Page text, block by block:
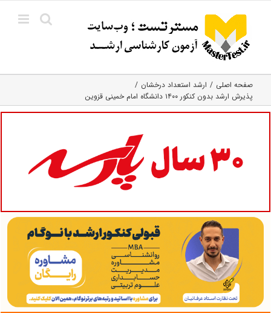
content
صفحه اصلی
ارشد استعداد درخشان
پذیرش ارشد بدون کنکور ۱۴۰۰ دانشگاه امام خمینی قزوین